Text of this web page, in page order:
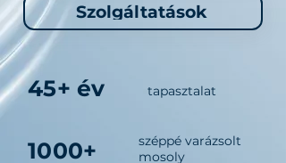
Szolgáltatások
45+ év tapasztalat
1000+
széppé varázsolt
mosoly